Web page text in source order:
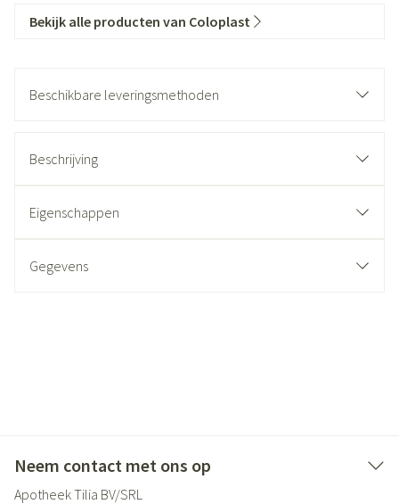
Bekijk alle producten van Coloplast
Beschikbare leveringsmethoden
Beschrijving
Eigenschappen
Gegevens
Neem contact met ons op
Apotheek Tilia BV/SRL